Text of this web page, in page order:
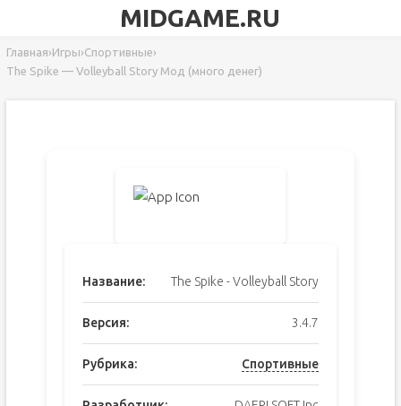
MIDGAME.RU
Главная›Игры›Спортивные›
The Spike — Volleyball Story Мод (много денег)
Название: The Spike - Volleyball Story
Версия: 3.4.7
Рубрика: Спортивные